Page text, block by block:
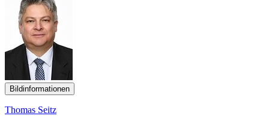
Bildinformationen
Thomas Seitz